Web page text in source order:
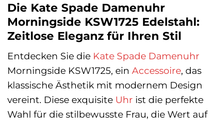
Die Kate Spade Damenuhr
Morningside KSW1725 Edelstahl:
Zeitlose Eleganz für Ihren Stil
Entdecken Sie die Kate Spade Damenuhr
Morningside KSW1725, ein Accessoire, das
klassische Ästhetik mit modernem Design
vereint. Diese exquisite Uhr ist die perfekte
Wahl für die stilbewusste Frau, die Wert auf